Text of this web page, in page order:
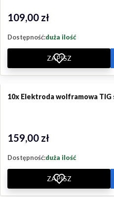
Cena
109,00 zł
Dostępność:duża ilość
ZAPISZ
10x Elektroda wolframowa TIG
Cena
159,00 zł
Dostępność:duża ilość
ZAPISZ